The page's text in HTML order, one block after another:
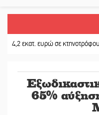
εκατ. ευρώ σε κτηνοτρόφους
65%